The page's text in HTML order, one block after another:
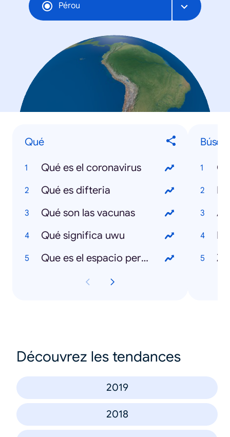
Pérou
Qué
Qué es el coronavirus
Qué es difteria
Qué son las vacunas
Qué significa uwu
Que es el espacio personal
Découvrez les tendances
2019
2018